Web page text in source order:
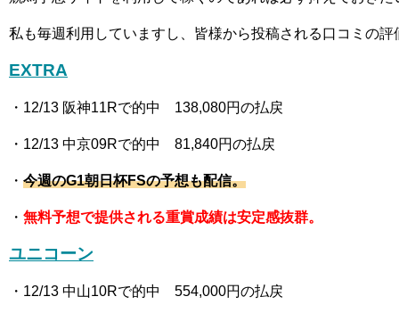
私も毎週利用していますし、皆様から投稿される口コミの
EXTRA
・12/13 阪神11Rで的中 138,080円の払戻
・12/13 中京09Rで的中 81,840円の払戻
・ 今週のG1朝日杯FSの予想も配信。
・ 無料予想で提供される重賞成績は安定感抜群。
ユニコーン
・12/13 中山10Rで的中 554,000円の払戻